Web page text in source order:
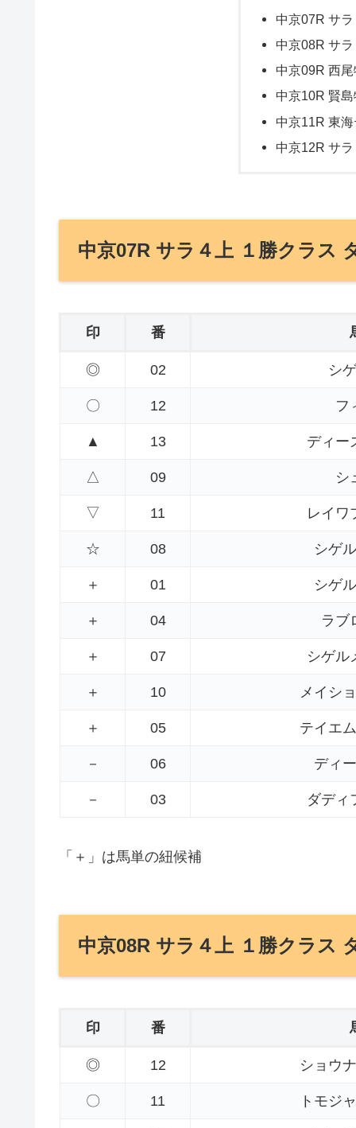
中京07R サ
中京08R サ
中京09R 西
中京10R 賢
中京11R 東
中京12R サ
中京07R サラ４上 １勝クラス
印 番
◎ 02 シ
〇 12 フ
▲ 13 ディー
△ 09 シ
▽ 11 レイワ
☆ 08 シゲ
＋ 01 シゲ
＋ 04 ラブ
＋ 07 シゲル
＋ 10 メイシ
＋ 05 テイエ
－ 06 ディ
－ 03 ダディ
「＋」は馬単の紐候補
中京08R サラ４上 １勝クラス
印 番
◎ 12 ショウ
〇 11 トモジ